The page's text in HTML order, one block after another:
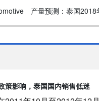
产量预测：泰国2018
策影响，泰国国内销售低迷